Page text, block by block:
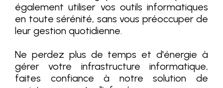
également utiliser vos outils informatiques
en toute sérénité, sans vous préoccuper de
leur gestion quotidienne.
Ne perdez plus de temps et d'énergie à
gérer votre infrastructure informatique,
faites confiance à notre solution de